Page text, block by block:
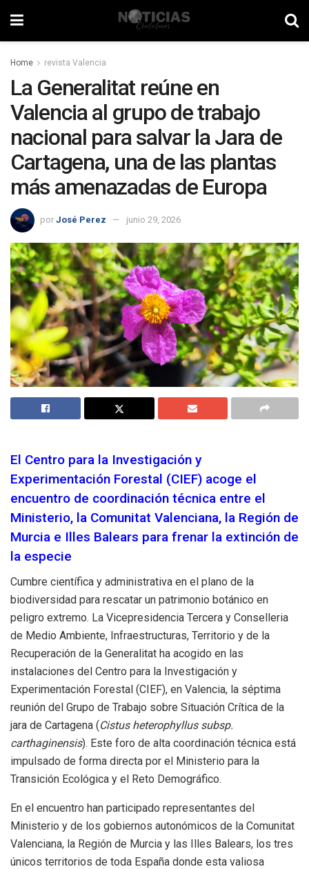
Home revista Valencia
La Generalitat reúne en
Valencia al grupo de trabajo
nacional para salvar la Jara de
Cartagena, una de las plantas
más amenazadas de Europa
por José Perez junio 29, 2026
El Centro para la Investigación y
Experimentación Forestal (CIEF) acoge el
encuentro de coordinación técnica entre el
Ministerio, la Comunitat Valenciana, la Región de
Murcia e Illes Balears para frenar la extinción de
la especie
Cumbre científica y administrativa en el plano de la
biodiversidad para rescatar un patrimonio botánico en
peligro extremo. La Vicepresidencia Tercera y Conselleria
de Medio Ambiente, Infraestructuras, Territorio y de la
Recuperación de la Generalitat ha acogido en las
instalaciones del Centro para la Investigación y
Experimentación Forestal (CIEF), en Valencia, la séptima
reunión del Grupo de Trabajo sobre Situación Crítica de la
jara de Cartagena (Cistus heterophyllus subsp.
carthaginensis). Este foro de alta coordinación técnica está
impulsado de forma directa por el Ministerio para la
Transición Ecológica y el Reto Demográfico.
En el encuentro han participado representantes del
Ministerio y de los gobiernos autonómicos de la Comunitat
Valenciana, la Región de Murcia y las Illes Balears, los tres
únicos territorios de toda España donde esta valiosa